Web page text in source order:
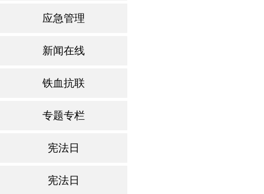
应急管理
新闻在线
铁血抗联
专题专栏
宪法日
宪法日